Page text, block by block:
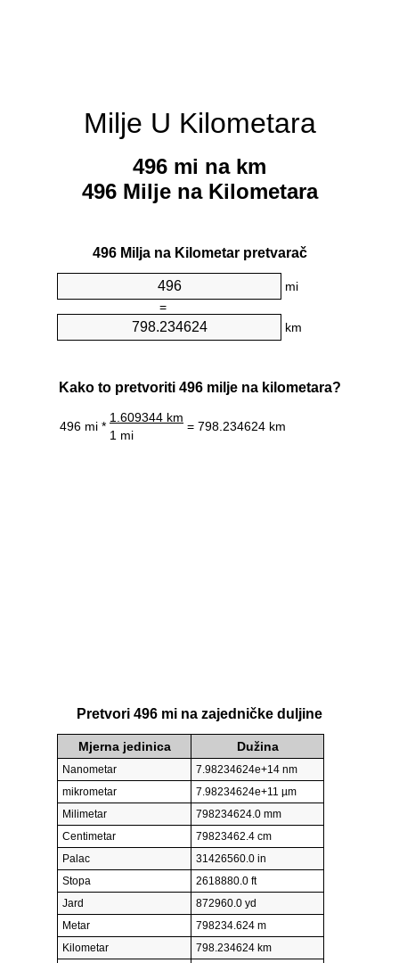
Milje U Kilometara
496 mi na km
496 Milje na Kilometara
496 Milja na Kilometar pretvarač
mi
=
km
Kako to pretvoriti 496 milje na kilometara?
496 mi *
1.609344 km
= 798.234624 km
1 mi
Pretvori 496 mi na zajedničke duljine
Mjerna jedinica Dužina
Nanometar
7.98234624e+14 nm
mikrometar
7.98234624e+11 µm
Milimetar
798234624.0 mm
Centimetar
79823462.4 cm
Palac
31426560.0 in
Stopa
2618880.0 ft
Jard
872960.0 yd
Metar
798234.624 m
Kilometar
798.234624 km